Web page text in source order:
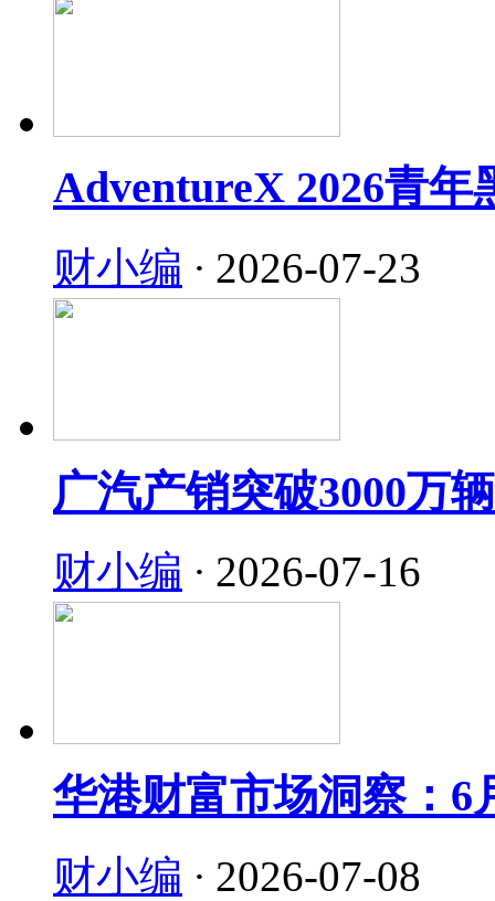
AdventureX 2026青
财小编 · 2026-07-23
广汽产销突破3000万
财小编 · 2026-07-16
华港财富市场洞察：6
财小编 · 2026-07-08